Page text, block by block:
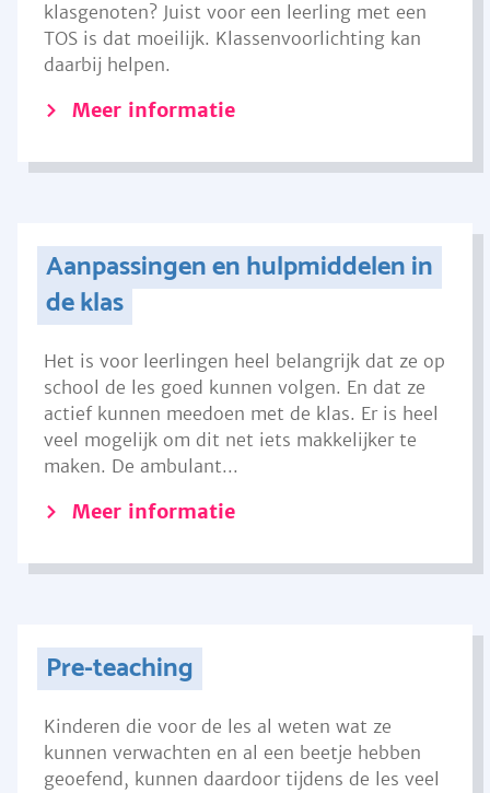
klasgenoten? Juist voor een leerling met een
TOS is dat moeilijk. Klassenvoorlichting kan
daarbij helpen.
Meer informatie
Aanpassingen en hulpmiddelen in
de klas
Het is voor leerlingen heel belangrijk dat ze op
school de les goed kunnen volgen. En dat ze
actief kunnen meedoen met de klas. Er is heel
veel mogelijk om dit net iets makkelijker te
maken. De ambulant...
Meer informatie
Pre-teaching
Kinderen die voor de les al weten wat ze
kunnen verwachten en al een beetje hebben
geoefend, kunnen daardoor tijdens de les veel